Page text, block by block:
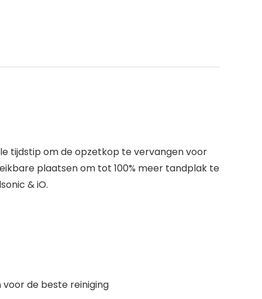
tijdstip om de opzetkop te vervangen voor
plaatsen om tot 100% meer tandplak te
& iO.
de beste reiniging